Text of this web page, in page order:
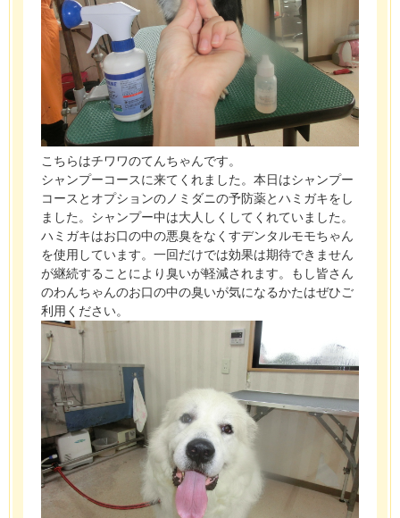
こちらはチワワのてんちゃんです。
シャンプーコースに来てくれました。本日はシャンプー
コースとオプションのノミダニの予防薬とハミガキをし
ました。シャンプー中は大人しくしてくれていました。
ハミガキはお口の中の悪臭をなくすデンタルモモちゃん
を使用しています。一回だけでは効果は期待できません
が継続することにより臭いが軽減されます。もし皆さん
のわんちゃんのお口の中の臭いが気になるかたはぜひご
利用ください。